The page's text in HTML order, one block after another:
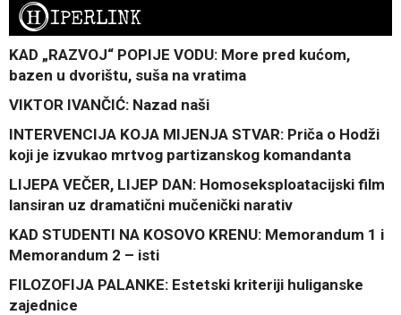
HIPERLINK
KAD „RAZVOJ“ POPIJE VODU: More pred kućom,
bazen u dvorištu, suša na vratima
VIKTOR IVANČIĆ: Nazad naši
INTERVENCIJA KOJA MIJENJA STVAR: Priča o Hodži
koji je izvukao mrtvog partizanskog komandanta
LIJEPA VEČER, LIJEP DAN: Homoseksploatacijski film
lansiran uz dramatični mučenički narativ
KAD STUDENTI NA KOSOVO KRENU: Memorandum 1 i
Memorandum 2 – isti
FILOZOFIJA PALANKE: Estetski kriteriji huliganske
zajednice